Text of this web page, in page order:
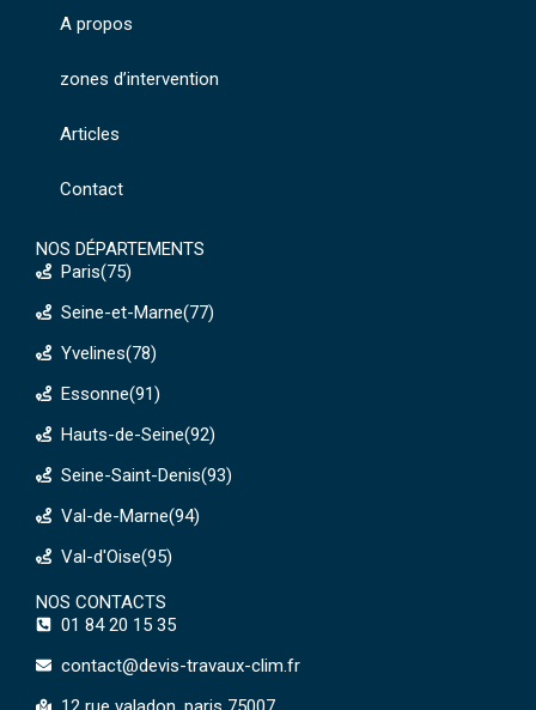
A propos
zones d’intervention
Articles
Contact
NOS DÉPARTEMENTS
Paris(75)
Seine-et-Marne(77)
Yvelines(78)
Essonne(91)
Hauts-de-Seine(92)
Seine-Saint-Denis(93)
Val-de-Marne(94)
Val-d'Oise(95)
NOS CONTACTS
01 84 20 15 35
contact@devis-travaux-clim.fr